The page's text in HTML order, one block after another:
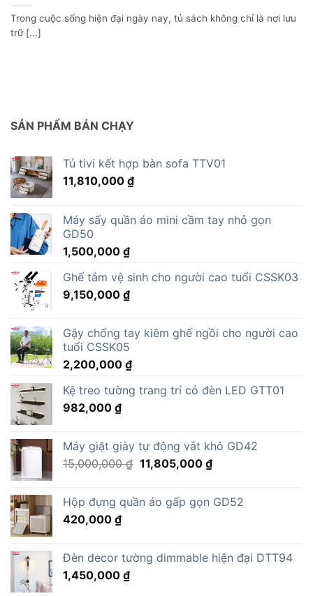
Trong cuộc sống hiện đại ngày nay, tủ sách không chỉ là nơi lưu
trữ [...]
SẢN PHẨM BÁN CHẠY
Tủ tivi kết hợp bàn sofa TTV01
11,810,000 ₫
Máy sấy quần áo mini cầm tay nhỏ gọn
GD50
1,500,000 ₫
Ghế tắm vệ sinh cho người cao tuổi CSSK03
9,150,000 ₫
Gậy chống tay kiêm ghế ngồi cho người cao
tuổi CSSK05
2,200,000 ₫
Kệ treo tường trang trí có đèn LED GTT01
982,000 ₫
Máy giặt giày tự động vắt khô GD42
15,000,000₫ Giá
15,000,000 ₫.
11,805,000 ₫Giá
là:
Hộp đựng quần áo gấp gọn GD52
420,000 ₫
Đèn decor tường dimmable hiện đại DTT94
1,450,000 ₫